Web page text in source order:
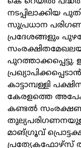
നടപ്പിലാക്കിയ
സുപ്രധാന
പ്രദേശങ്ങളും
കാട്ടാമ്പള്ളി
കേരളത്തെ
കണ്ടല്‍
മാങ്ഗ്രൂവ്
പ്രത്യേകഫോഴ്സ്